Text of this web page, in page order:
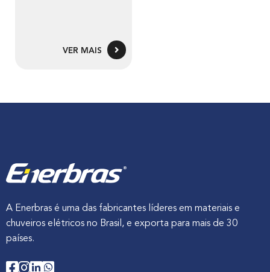
VER MAIS
A Enerbras é uma das fabricantes líderes em materiais e
chuveiros elétricos no Brasil, e exporta para mais de 30
países.